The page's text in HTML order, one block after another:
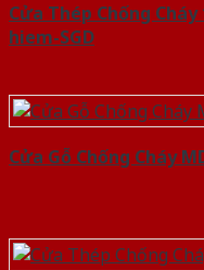
Cửa Thép Chống
hiem-SGD
Cửa Gỗ Chống Cháy